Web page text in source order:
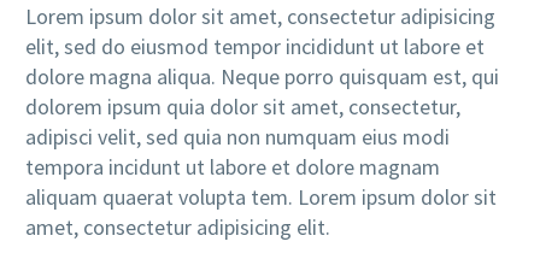
Lorem ipsum dolor sit amet, consectetur adipisicing
elit, sed do eiusmod tempor incididunt ut labore et
dolore magna aliqua. Neque porro quisquam est, qui
dolorem ipsum quia dolor sit amet, consectetur,
adipisci velit, sed quia non numquam eius modi
tempora incidunt ut labore et dolore magnam
aliquam quaerat volupta tem. Lorem ipsum dolor sit
amet, consectetur adipisicing elit.